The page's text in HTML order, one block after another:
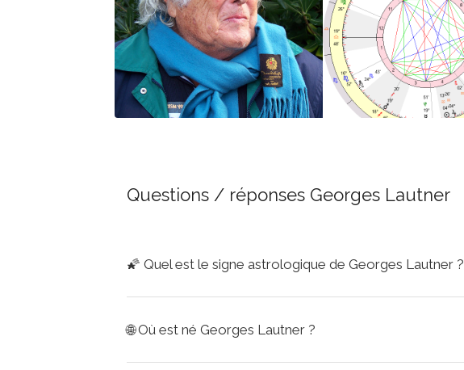
Questions / réponses Georges Lautner
🌠 Quel est le signe astrologique de Georges Lautner ?
🌐Où est né Georges Lautner ?